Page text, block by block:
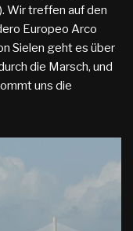
Wir treffen auf den
Europeo Arco
Sielen geht es über
die Marsch, und
uns die